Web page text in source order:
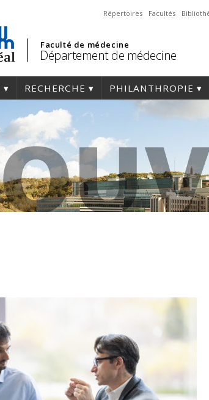
Répertoires Facultés
Faculté de médecine
Département de médecine
RECHERCHE PHILANTHROPIE